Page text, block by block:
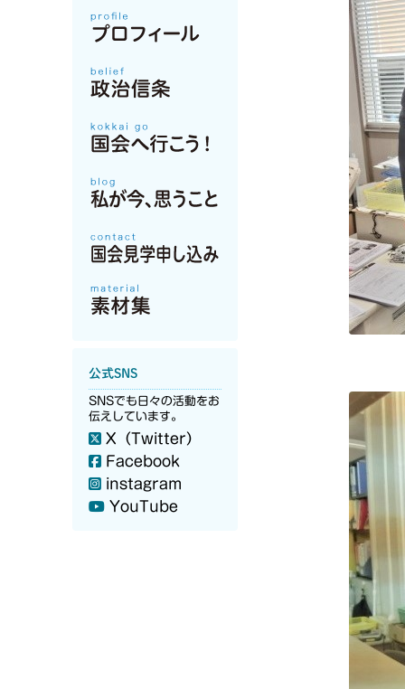
公式SNS
SNSでも日々の活動をお
伝えしています。
X（Twitter）
Facebook
instagram
YouTube